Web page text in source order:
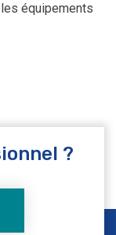
équipements
?